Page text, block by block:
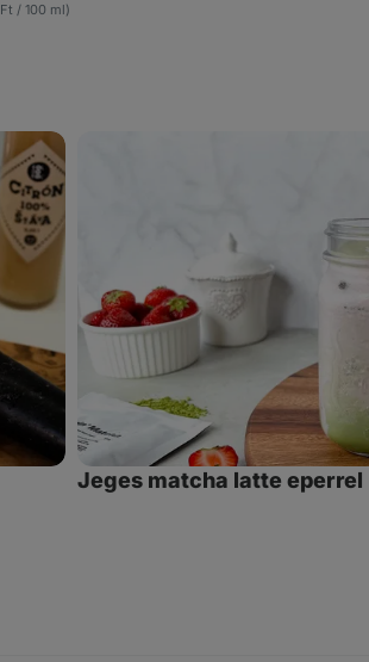
/ 100 ml)
Jeges matcha latte eperrel